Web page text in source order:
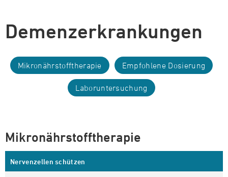
Demenzerkrankungen
Mikronährstofftherapie Empfohlene Dosierung
Laboruntersuchung
Mikronährstofftherapie
Nervenzellen schützen